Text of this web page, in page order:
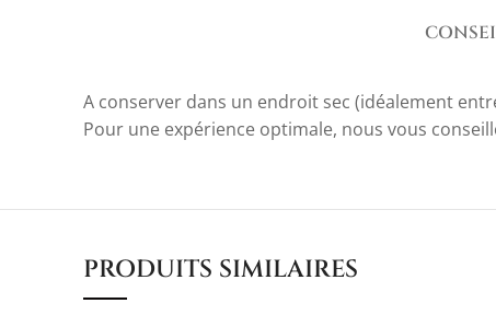
A conserver dans un endroit sec (idéalement
Pour une expérience optimale, nous vous
PRODUITS SIMILAIRES